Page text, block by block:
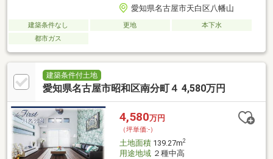
愛知県名古屋市天白区八幡山
建築条件なし 更地
本下水
都市ガス
建築条件付土地
愛知県名古屋市昭和区南分町４ 4,580万円
4,580万円
（坪単価:-）
土地面積139.27m2
用途地域２種中高